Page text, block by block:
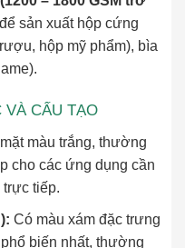
sản xuất hộp cứng
hộp mỹ phẩm), bìa
VÀ CẤU TẠO
màu trắng, thường
cho các ứng dụng cần
trực tiếp.
Có màu xám đặc trưng
biến nhất, thường